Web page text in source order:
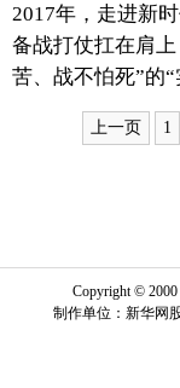
2017年，走进新
备战打仗扛在肩
苦、战不怕死”的
上一页 1
Copyright ©
制作单位：新华